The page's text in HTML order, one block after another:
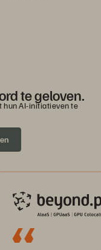
te geloven.
hun AI-initiatieven te